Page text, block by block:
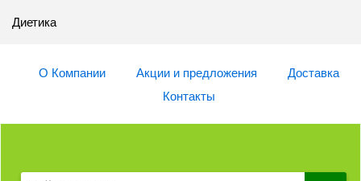
Диетика
О Компании Акции и предложения
Доставка
Контакты